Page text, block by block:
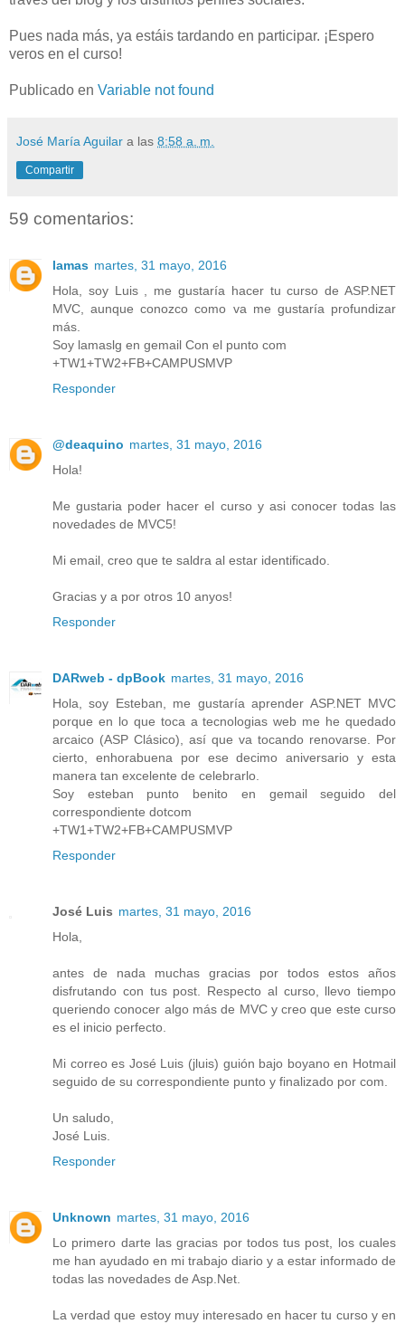
Pues nada más, ya estáis tardando en participar. ¡Espero
veros en el curso!
Publicado en Variable not found
José María Aguilar a las 8:58 a. m.
Compartir
59 comentarios:
lamas martes, 31 mayo, 2016
Hola, soy Luis , me gustaría hacer tu curso de ASP.NET
MVC, aunque conozco como va me gustaría profundizar
más.
Soy lamaslg en gemail Con el punto com
+TW1+TW2+FB+CAMPUSMVP
Responder
@deaquino martes, 31 mayo, 2016
Hola!
Me gustaria poder hacer el curso y asi conocer todas las
novedades de MVC5!
Mi email, creo que te saldra al estar identificado.
Gracias y a por otros 10 anyos!
Responder
DARweb - dpBook martes, 31 mayo, 2016
Hola, soy Esteban, me gustaría aprender ASP.NET MVC
porque en lo que toca a tecnologias web me he quedado
arcaico (ASP Clásico), así que va tocando renovarse. Por
cierto, enhorabuena por ese decimo aniversario y esta
manera tan excelente de celebrarlo.
Soy esteban punto benito en gemail seguido del
correspondiente dotcom
+TW1+TW2+FB+CAMPUSMVP
Responder
José Luis martes, 31 mayo, 2016
Hola,
antes de nada muchas gracias por todos estos años
disfrutando con tus post. Respecto al curso, llevo tiempo
queriendo conocer algo más de MVC y creo que este curso
es el inicio perfecto.
Mi correo es José Luis (jluis) guión bajo boyano en Hotmail
seguido de su correspondiente punto y finalizado por com.
Un saludo,
José Luis.
Responder
Unknown martes, 31 mayo, 2016
Lo primero darte las gracias por todos tus post, los cuales
me han ayudado en mi trabajo diario y a estar informado de
todas las novedades de Asp.Net.
La verdad que estoy muy interesado en hacer tu curso y en